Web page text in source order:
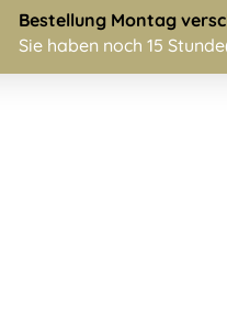
Bestellung Montag
Sie haben noch 15